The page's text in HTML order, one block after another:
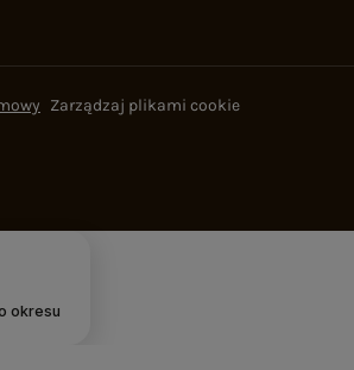
Zarządzaj plikami cookie
okresu